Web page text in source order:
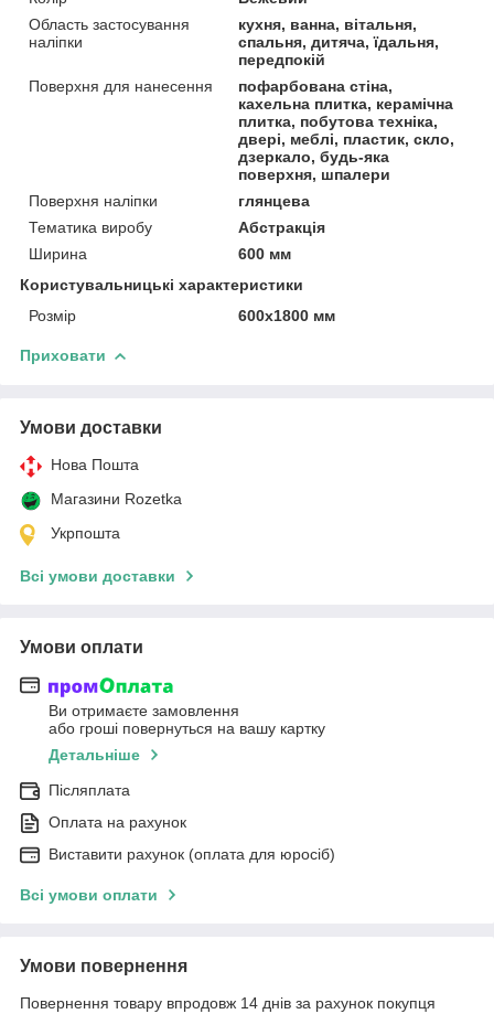
Область застосування
наліпки
кухня, ванна, вітальня,
спальня, дитяча, їдальня,
передпокій
Поверхня для нанесення
пофарбована стіна,
кахельна плитка, керамічна
плитка, побутова техніка,
двері, меблі, пластик, скло,
дзеркало, будь-яка
поверхня, шпалери
Поверхня наліпки
глянцева
Тематика виробу
Абстракція
Ширина
600 мм
Користувальницькі характеристики
Розмір
600х1800 мм
Приховати
Умови доставки
Нова Пошта
Магазини Rozetka
Укрпошта
Всі умови доставки
Умови оплати
Ви отримаєте замовлення
або гроші повернуться на вашу картку
Детальніше
Післяплата
Оплата на рахунок
Виставити рахунок (оплата для юросіб)
Всі умови оплати
Умови повернення
Повернення товару впродовж 14 днів за рахунок покупця